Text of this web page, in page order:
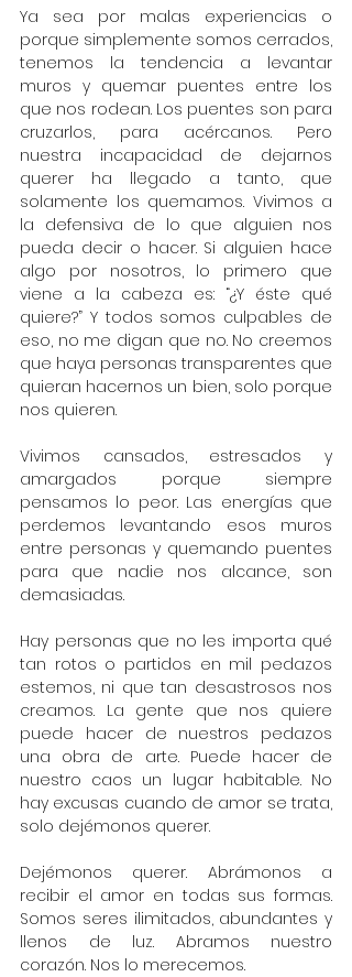
Ya sea por malas experiencias o
porque simplemente somos cerrados,
tenemos la tendencia a levantar
muros y quemar puentes entre los
que nos rodean. Los puentes son para
cruzarlos, para acércanos. Pero
nuestra incapacidad de dejarnos
querer ha llegado a tanto, que
solamente los quemamos. Vivimos a
la defensiva de lo que alguien nos
pueda decir o hacer. Si alguien hace
algo por nosotros, lo primero que
viene a la cabeza es: “¿Y éste qué
quiere?” Y todos somos culpables de
eso, no me digan que no. No creemos
que haya personas transparentes que
quieran hacernos un bien, solo porque
nos quieren.
Vivimos cansados, estresados y
amargados porque siempre
pensamos lo peor. Las energías que
perdemos levantando esos muros
entre personas y quemando puentes
para que nadie nos alcance, son
demasiadas.
Hay personas que no les importa qué
tan rotos o partidos en mil pedazos
estemos, ni que tan desastrosos nos
creamos. La gente que nos quiere
puede hacer de nuestros pedazos
una obra de arte. Puede hacer de
nuestro caos un lugar habitable. No
hay excusas cuando de amor se trata,
solo dejémonos querer.
Dejémonos querer. Abrámonos a
recibir el amor en todas sus formas.
Somos seres ilimitados, abundantes y
llenos de luz. Abramos nuestro
corazón. Nos lo merecemos.